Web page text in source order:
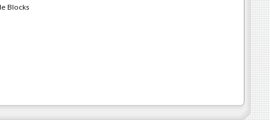
Blocks